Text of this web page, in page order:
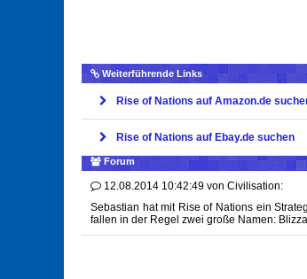
Weiterführende Links
Rise of Nations auf Amazon.de
Rise of Nations auf Ebay.de suchen
Forum
12.08.2014 10:42:49 von Civilisation:
Sebastian hat mit Rise of Nations ein
fallen in der Regel zwei große Namen: